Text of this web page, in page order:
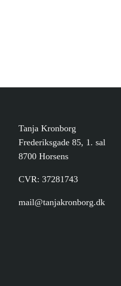
Tanja Kronborg
Frederiksgade 85, 1. sal
8700 Horsens
CVR: 37281743
mail@tanjakronborg.dk